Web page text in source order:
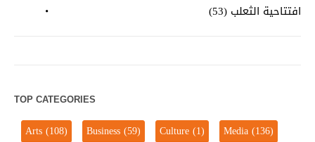
افتتاحية الثعلب (53)
TOP CATEGORIES
Arts(108) Business(59) Culture(1) Media(136)